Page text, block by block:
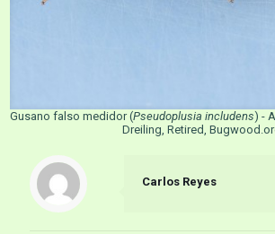
Gusano falso medidor (Pseudoplusia includens) -
Dreiling, Retired,
Carlos Reyes